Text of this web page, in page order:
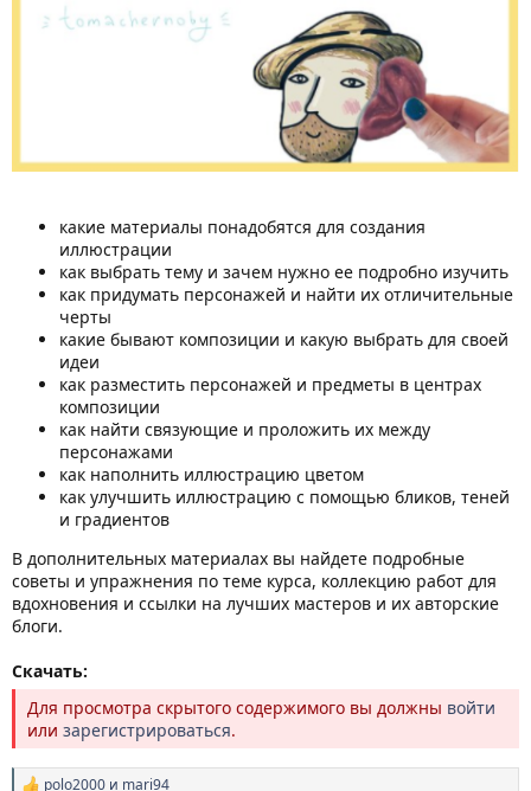
какие материалы понадобятся для создания
иллюстрации
как выбрать тему и зачем нужно ее подробно изучить
как придумать персонажей и найти их отличительные
черты
какие бывают композиции и какую выбрать для своей
идеи
как разместить персонажей и предметы в центрах
композиции
как найти связующие и проложить их между
персонажами
как наполнить иллюстрацию цветом
как улучшить иллюстрацию с помощью бликов, теней
и градиентов
В дополнительных материалах вы найдете подробные
советы и упражнения по теме курса, коллекцию работ для
вдохновения и ссылки на лучших мастеров и их авторские
блоги.
Скачать:
Для просмотра скрытого содержимого вы должны войти
или зарегистрироваться.
polo2000 и mari94